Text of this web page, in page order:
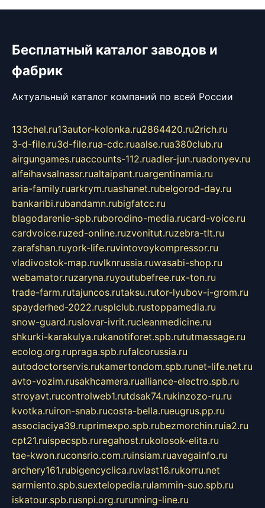
Бесплатный каталог заводов и
фабрик
Актуальный каталог компаний по всей России
133chel.ru13autor-kolonka.ru2864420.ru2rich.ru
3-d-file.ru3d-file.rua-cdc.ruaalse.rua380club.ru
airgungames.ruaccounts-112.ruadler-jun.ruadonyev.ru
alfeihavsalnassr.rualtaipant.ruargentinamia.ru
aria-family.ruarkrym.ruashanet.rubelgorod-day.ru
bankaribi.rubandamn.rubigfatcc.ru
blagodarenie-spb.ruborodino-media.rucard-voice.ru
cardvoice.ruzed-online.ruzvonitut.ruzebra-tlt.ru
zarafshan.ruyork-life.ruvintovoykompressor.ru
vladivostok-map.ruvlknrussia.ruwasabi-shop.ru
webamator.ruzaryna.ruyoutubefree.rux-ton.ru
trade-farm.rutajuncos.rutaksu.rutor-lyubov-i-grom.ru
spayderhed-2022.rusplclub.rustoppamedia.ru
snow-guard.ruslovar-ivrit.rucleanmedicine.ru
shkurki-karakulya.rukanotiforet.spb.rututmassage.ru
ecolog.org.rupraga.spb.rufalcorussia.ru
autodoctorservis.rukamertondom.spb.runet-life.net.ru
avto-vozim.rusakhcamera.rualliance-electro.spb.ru
stroyavt.rucontrolweb1.rutdsak74.rukinzozo-ru.ru
kvotka.ruiron-snab.rucosta-bella.rueugrus.pp.ru
associaciya39.ruprimexpo.spb.rubezmorchin.ruia2.ru
cpt21.ruispecspb.ruregahost.rukolosok-elita.ru
tae-kwon.ruconsrio.com.ruinsiam.ruavegainfo.ru
archery161.rubigencyclica.ruvlast16.rukorru.net
sarmiento.spb.suextelopedia.rulammin-suo.spb.ru
iskatour.spb.rusnpi.org.rurunning-line.ru